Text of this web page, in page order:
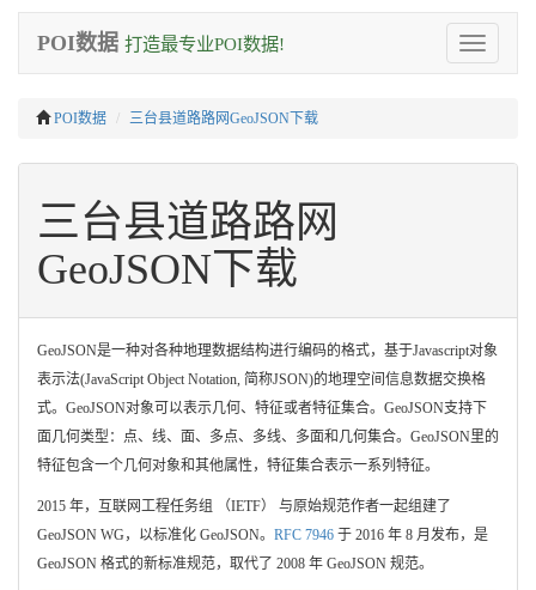
Toggle
navigation
POI数据 打造最专业POI数据!
POI数据 三台县道路路网GeoJSON下载
三台县道路路网
GeoJSON下载
GeoJSON是一种对各种地理数据结构进行编码的格式，基于Javascript对象
表示法(JavaScript Object Notation, 简称JSON)的地理空间信息数据交换格
式。GeoJSON对象可以表示几何、特征或者特征集合。GeoJSON支持下
面几何类型：点、线、面、多点、多线、多面和几何集合。GeoJSON里的
特征包含一个几何对象和其他属性，特征集合表示一系列特征。
2015 年，互联网工程任务组 （IETF） 与原始规范作者一起组建了
GeoJSON WG，以标准化 GeoJSON。 RFC 7946 于 2016 年 8 月发布，是
GeoJSON 格式的新标准规范，取代了 2008 年 GeoJSON 规范。